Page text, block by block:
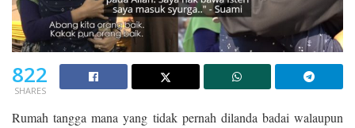
822
SHARES
Rumah tangga mana yang tidak pernah dilanda badai walaupun